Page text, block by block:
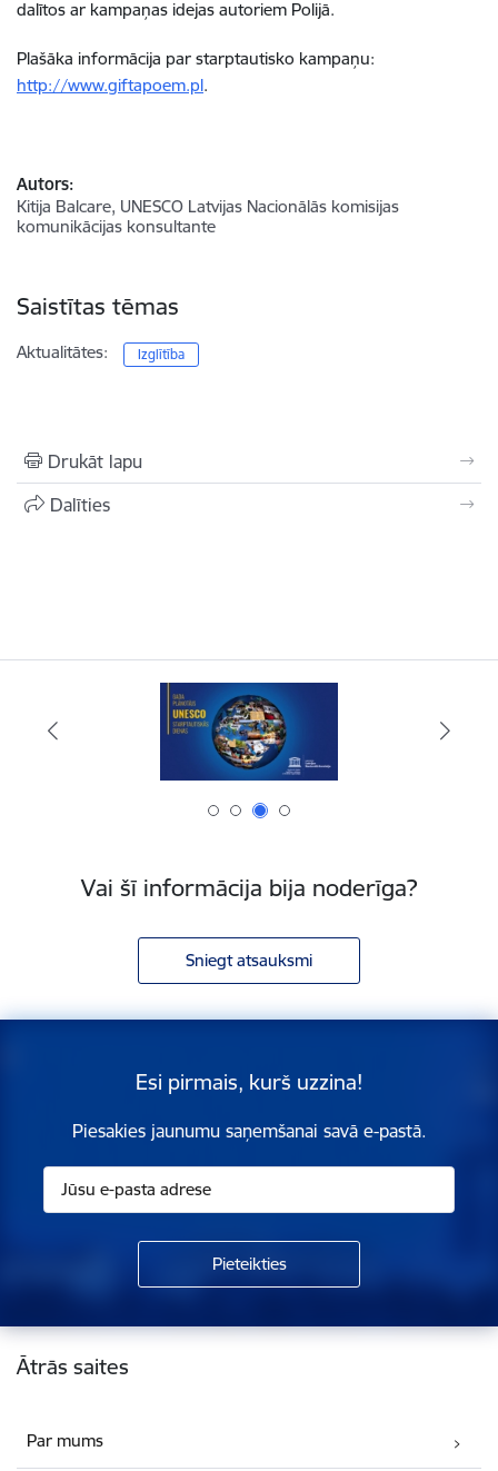
dalītos ar kampaņas idejas autoriem Polijā.
Plašāka informācija par starptautisko kampaņu:
http://www.giftapoem.pl.
Autors:
Kitija Balcare, UNESCO Latvijas Nacionālās komisijas
komunikācijas konsultante
Saistītas tēmas
Aktualitātes: Izglītība
Drukāt lapu
Dalīties
Vai šī informācija bija noderīga?
Sniegt atsauksmi
Esi pirmais, kurš uzzina!
Piesakies jaunumu saņemšanai savā e-pastā.
Kājene
Ātrās saites
Par mums